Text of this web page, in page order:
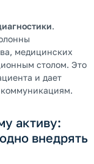
.
медицинских
столом. Это
и дает
активу:
внедрять